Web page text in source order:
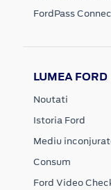
FordPass
LUMEA FORD
Noutati
Istoria Ford
Mediu
Consum
Ford Video